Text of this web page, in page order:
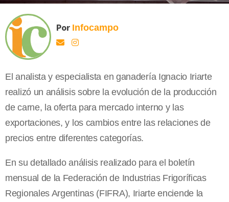
Por Infocampo
El analista y especialista en ganadería Ignacio Iriarte
realizó un análisis sobre la evolución de la producción
de carne, la oferta para mercado interno y las
exportaciones, y los cambios entre las relaciones de
precios entre diferentes categorías.
En su detallado análisis realizado para el boletín
mensual de la Federación de Industrias Frigoríficas
Regionales Argentinas (FIFRA), Iriarte enciende la